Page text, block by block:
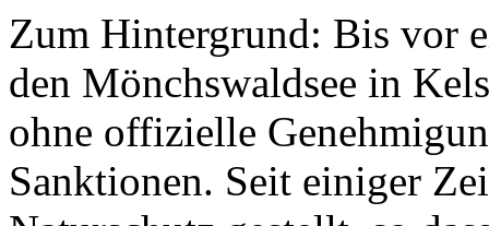
Zum Hintergrund: Bis vor
den Mönchswaldsee in
ohne offizielle
Sanktionen. Seit einiger